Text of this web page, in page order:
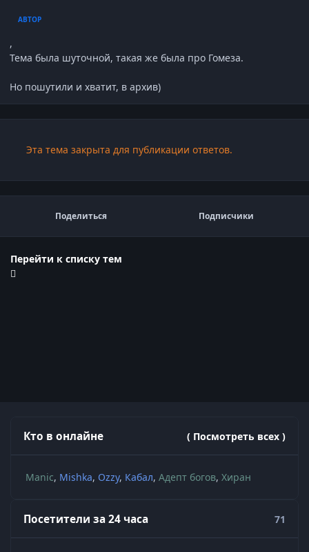
АВТОР
,
Тема была шуточной, такая же была про Гомеза.
Но пошутили и хватит, в архив)
Эта тема закрыта для публикации ответов.
Поделиться Подписчики
Перейти к списку тем
Кто в онлайне ( Посмотреть всех )
Manic Mishka Ozzy Кабал Адепт богов Хиран
Посетители за 24 часа 71